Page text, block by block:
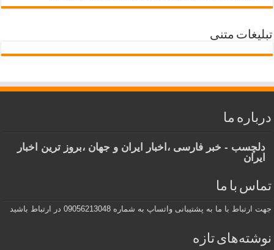
تبلیغات متنی
درباره ما
دلچسب - خبر فارسی ،اخبار ایران و جهان ،بروز ترین اخبار
ایران
تماس با ما
جهت ارتباط با ما به پشتیبانی واتساپ به شماره 09056213048 در ارتباط باشید
نوشته‌های تازه